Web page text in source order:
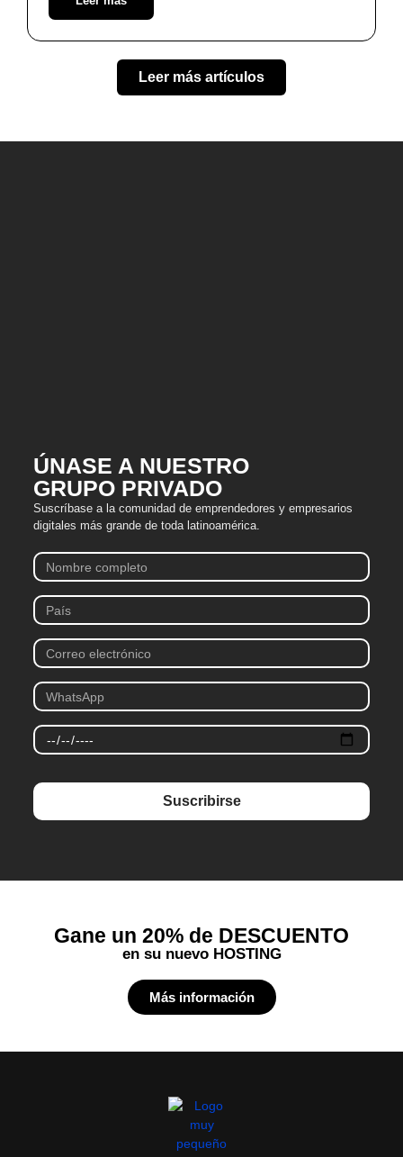
Leer más artículos
ÚNASE A NUESTRO
GRUPO PRIVADO
Suscríbase a la comunidad de emprendedores y empresarios
digitales más grande de toda latinoamérica.
Suscribirse
Gane un 20% de DESCUENTO
en su nuevo HOSTING
Más información